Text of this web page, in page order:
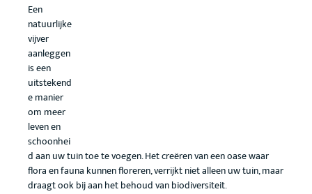
Een
natuurlijke
vijver
aanleggen
is een
uitstekend
e manier
om meer
leven en
schoonhei
d aan uw tuin toe te voegen. Het creëren van een oase waar
flora en fauna kunnen floreren, verrijkt niet alleen uw tuin, maar
draagt ook bij aan het behoud van biodiversiteit.